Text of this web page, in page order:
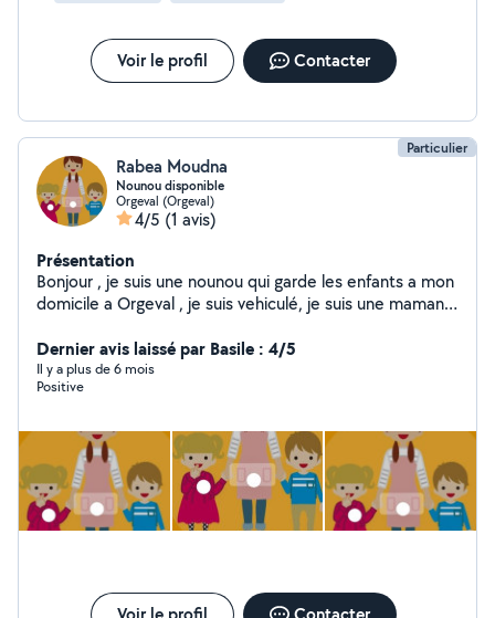
Voir le profil Contacter
Particulier
Rabea Moudna
Nounou disponible
Orgeval (Orgeval)
4/5 (1 avis)
Présentation
Bonjour , je suis une nounou qui garde les enfants a mon
domicile a Orgeval , je suis vehiculé, je suis une maman
,les chouchouter et bien prendre soin d'eux. Je suis
disponible toutes la semaine. Je reste a votre
disposition pour tout renseignement complementaire.
Rabea
Dernier avis laissé par Basile : 4/5
Il y a plus de 6 mois
Positive